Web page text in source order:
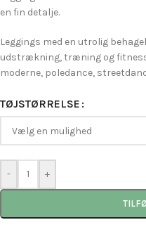
en fin detalje.
Leggings med en utrolig
udstrækning, træning og
moderne, poledance,
TØJSTØRRELSE
- +